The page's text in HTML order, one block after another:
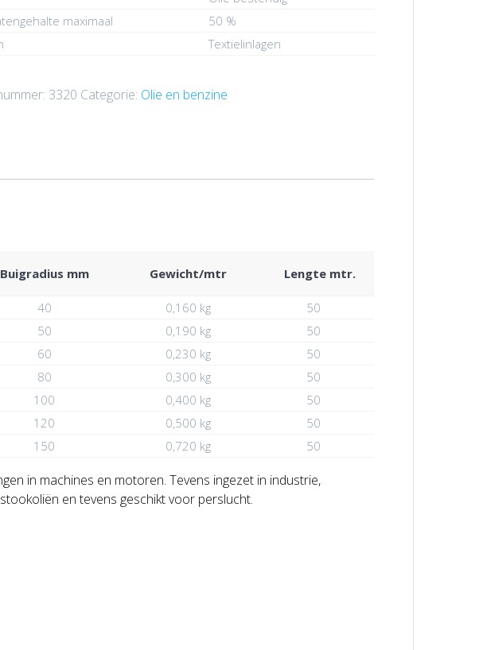
maximaal
50 %
Textielinlagen
3320 Categorie: Olie en benzine
Buigradius mm Gewicht/mtr Lengte mtr.
40 0,160 kg
50
50 0,190 kg
50
60 0,230 kg
50
80 0,300 kg
50
100 0,400 kg
50
120 0,500 kg
50
150 0,720 kg 50
in machines en motoren. Tevens ingezet in industrie,
en tevens geschikt voor perslucht.